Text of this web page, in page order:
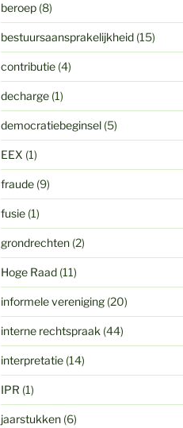
beroep(8)
bestuursaansprakelijkheid(15)
contributie(4)
decharge(1)
democratiebeginsel(5)
EEX (1)
fraude(9)
fusie(1)
grondrechten(2)
Hoge Raad(11)
informele vereniging(20)
interne rechtspraak (44)
interpretatie(14)
IPR (1)
jaarstukken(6)